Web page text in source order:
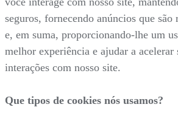
seguros, fornecendo anúncios que são
e, em suma, proporcionando-lhe um
melhor experiência e ajudar a acelerar
interações com nosso site.
Que tipos de cookies nós usamos?